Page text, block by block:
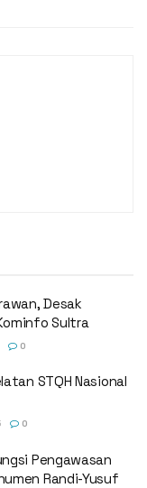
Desak
Sultra
0
STQH Nasional
0
Pengawasan
Randi-Yusuf